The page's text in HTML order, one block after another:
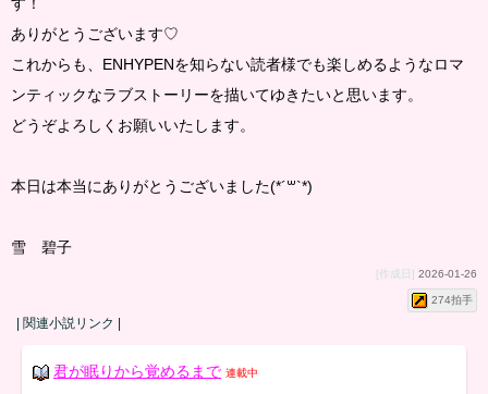
ありがとうございます♡
これからも、ENHYPENを知らない読者様でも楽しめるようなロマ
ンティックなラブストーリーを描いてゆきたいと思います。
どうぞよろしくお願いいたします。
本日は本当にありがとうございました(*´꒳`*)
雪 碧子
[作成日] 2026-01-26
274拍手
| 関連小説リンク |
君が眠りから覚めるまで 連載中